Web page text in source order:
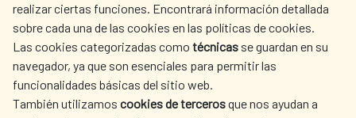
realizar ciertas funciones. Encontrará información detallada
sobre cada una de las cookies en las políticas de cookies.
Las cookies categorizadas como técnicas se guardan en su
navegador, ya que son esenciales para permitir las
funcionalidades básicas del sitio web.
También utilizamos cookies de tercerosque nos ayudan a
AECID
WHERE DO WE COOPERATE?
SPANISH HUMANITARIAN
ACTION
PRESS ROOM
CULTURE AND SCIENCE LIBRARY